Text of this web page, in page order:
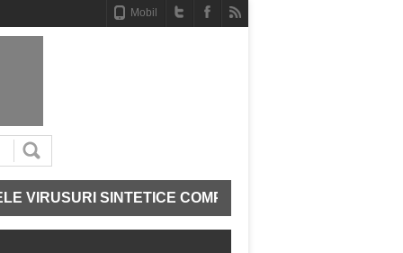
Mobil
SINTETICE COMPLET NOI CARE AR PUTEA